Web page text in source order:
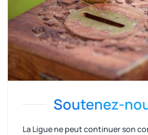
Soutenez-
La Ligue ne peut continuer son